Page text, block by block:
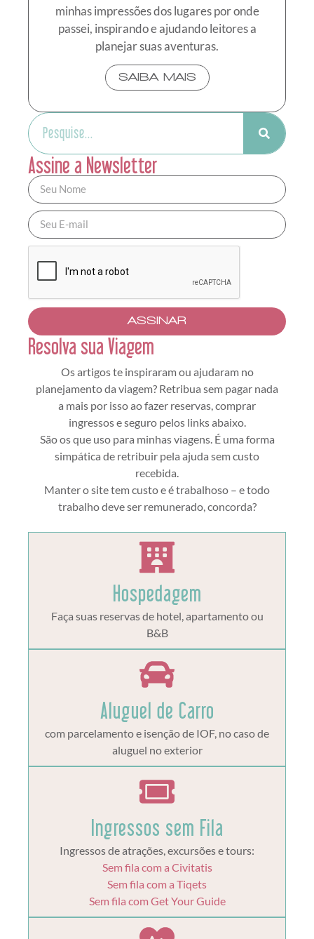
minhas impressões dos lugares por onde
passei, inspirando e ajudando leitores a
planejar suas aventuras.
SAIBA MAIS
Assine a Newsletter
ASSINAR
Resolva sua Viagem
Os artigos te inspiraram ou ajudaram no
planejamento da viagem? Retribua sem pagar nada
a mais por isso ao fazer reservas, comprar
ingressos e seguro pelos links abaixo.
São os que uso para minhas viagens. É uma forma
simpática de retribuir pela ajuda sem custo
recebida.
Manter o site tem custo e é trabalhoso – e todo
trabalho deve ser remunerado, concorda?
Hospedagem
Faça suas reservas de hotel, apartamento ou
B&B
Aluguel de Carro
com parcelamento e isenção de IOF, no caso de
aluguel no exterior
Ingressos sem Fila
Ingressos de atrações, excursões e tours:
Sem fila com a Civitatis
Sem fila com a Tiqets
Sem fila com Get Your Guide